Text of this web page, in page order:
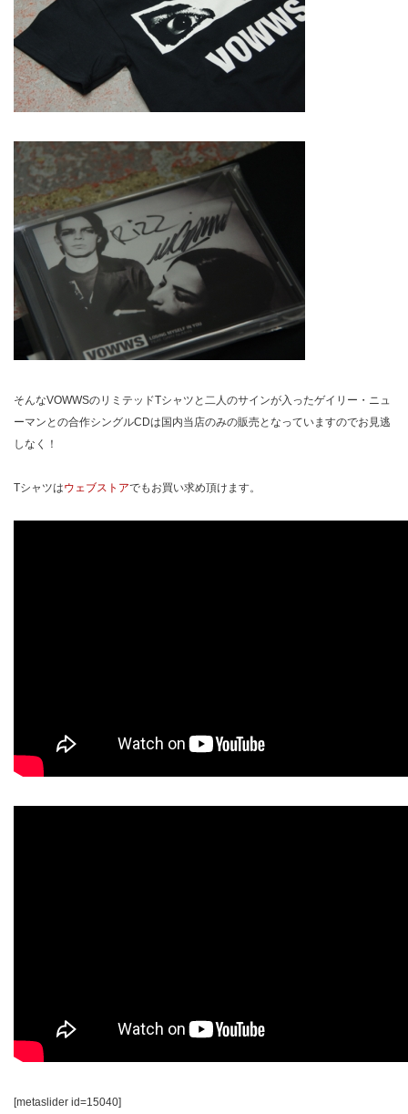
そんなVOWWSのリミテッドTシャツと二人のサインが入ったゲイリー・ニュ
ーマンとの合作シングルCDは国内当店のみの販売となっていますのでお見逃
しなく！
Tシャツはウェブストアでもお買い求め頂けます。
[metaslider id=15040]